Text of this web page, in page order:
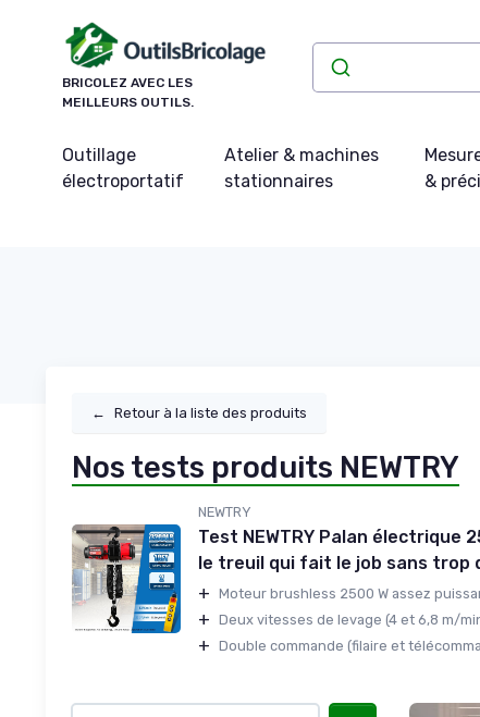
BRICOLEZ AVEC LES
MEILLEURS OUTILS.
Outillage
électroportatif
Atelier & machines
stationnaires
&
← Retour à la liste des produits
Nos tests produits NEWTRY
NEWTRY
Test NEWTRY Palan électrique
le treuil qui fait le job sans trop
+ Moteur brushless 2500 W assez
+ Deux vitesses de levage (4 et 6,8 m/
+ Double commande (filaire et